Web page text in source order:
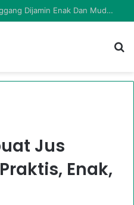
Kumpulan Resep Brownies Kukus Yang Lembut Dan Lumer Di Mulut
Jus
Enak,